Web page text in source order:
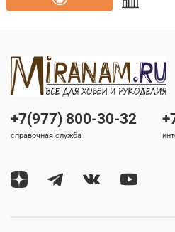
+7(977) 800-30-32
справочная служба